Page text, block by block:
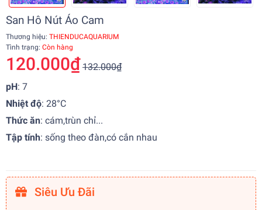
San Hô Nút Áo Cam
Thương hiệu: THIENDUCAQUARIUM
Tình trạng: Còn hàng
120.000₫ 132.000₫
pH: 7
Nhiệt độ: 28°C
Thức ăn: cám,trùn chỉ...
Tập tính: sống theo đàn,có cắn nhau
Siêu Ưu Đãi